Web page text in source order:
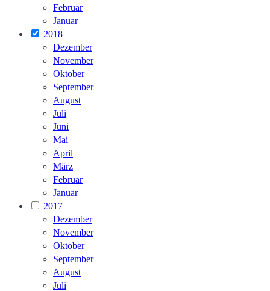
Februar
Januar
2018
Dezember
November
Oktober
September
August
Juli
Juni
Mai
April
März
Februar
Januar
2017
Dezember
November
Oktober
September
August
Juli